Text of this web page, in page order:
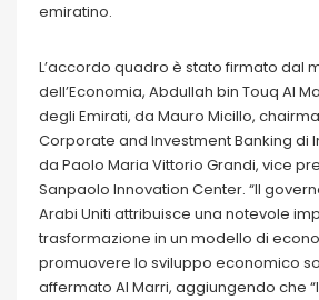
emiratino.
L’accordo quadro è stato firmato dal
dell’Economia, Abdullah bin Touq Al
degli Emirati, da Mauro Micillo,
Corporate and Investment Banking di
da Paolo Maria Vittorio Grandi, vice
Sanpaolo Innovation Center. “Il
Arabi Uniti attribuisce una notevole
trasformazione in un modello di
promuovere lo sviluppo economico
affermato Al Marri, aggiungendo che